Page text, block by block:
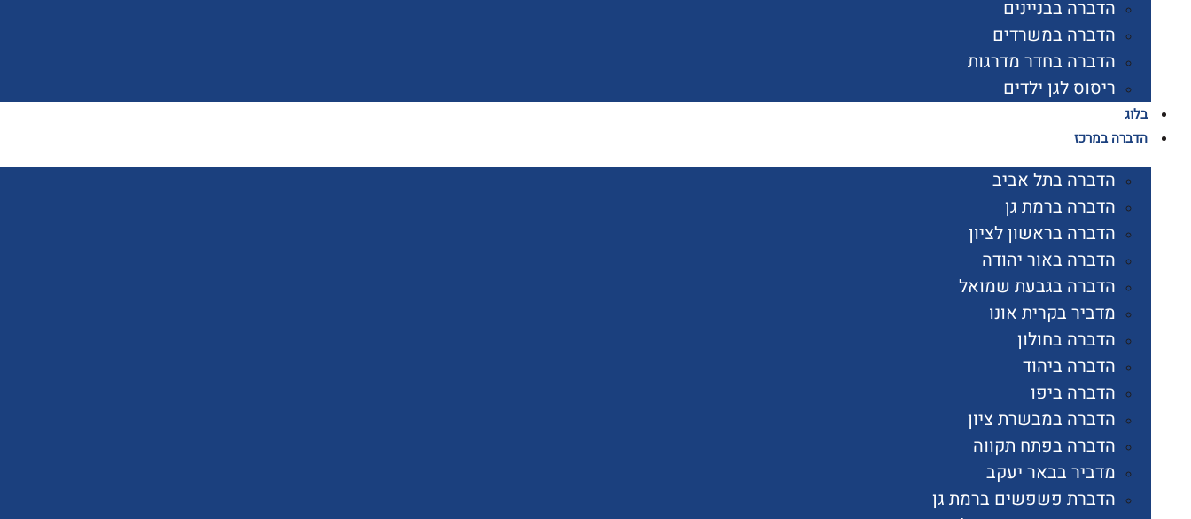
הדברה בבניינים
הדברה במשרדים
הדברה בחדר מדרגות
ריסוס לגן ילדים
בלוג
הדברה במרכז
הדברה בתל אביב
הדברה ברמת גן
הדברה בראשון לציון
הדברה באור יהודה
הדברה בגבעת שמואל
מדביר בקרית אונו
הדברה בחולון
הדברה ביהוד
הדברה ביפו
הדברה במבשרת ציון
הדברה בפתח תקווה
מדביר בבאר יעקב
הדברת פשפשים ברמת גן